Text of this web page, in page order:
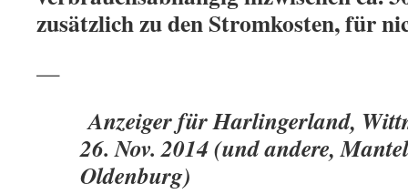
zusätzlich zu den Stromkosten, für
—
Anzeiger für Harlingerland,
26. Nov. 2014 (und andere,
Oldenburg)